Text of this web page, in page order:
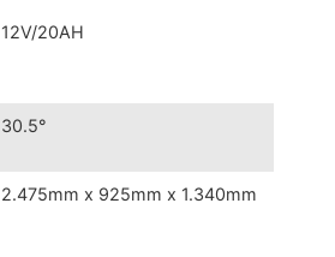
12V/20AH
30.5°
2.475mm x 925mm x 1.340mm